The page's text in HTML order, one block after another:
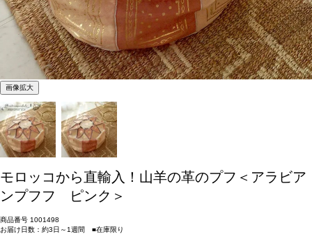
画像拡大
モロッコから直輸入！山羊の革のプフ＜アラビア
ンプフフ ピンク＞
商品番号 1001498
お届け日数：約3日～1週間 ■在庫限り